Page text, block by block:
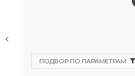
ПОДБОР ПО ПАРАМЕТРАМ